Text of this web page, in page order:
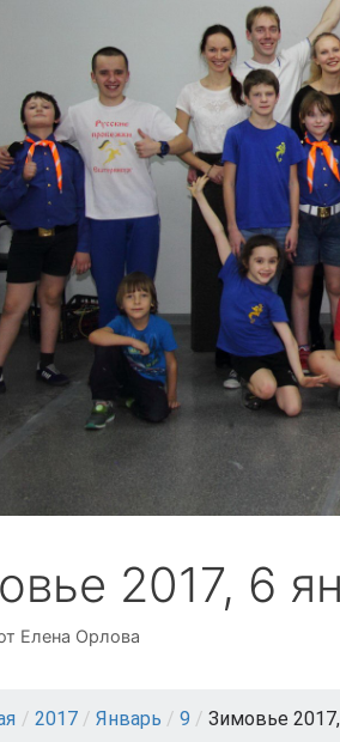
2017, 6
Елена Орлова
/ 2017 / Январь / 9 / Зимовье 2017,